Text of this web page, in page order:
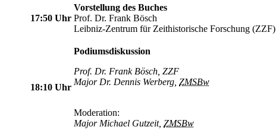
17:50 Uhr
Vorstellung des Buches
Prof. Dr. Frank Bösch
Leibniz-Zentrum für Zeithistorische Forschung (ZZF)
18:10 Uhr
Podiumsdiskussion
Prof. Dr. Frank Bösch, ZZF
Major Dr. Dennis Werberg, ZMSBw
Moderation:
Major Michael Gutzeit, ZMSBw